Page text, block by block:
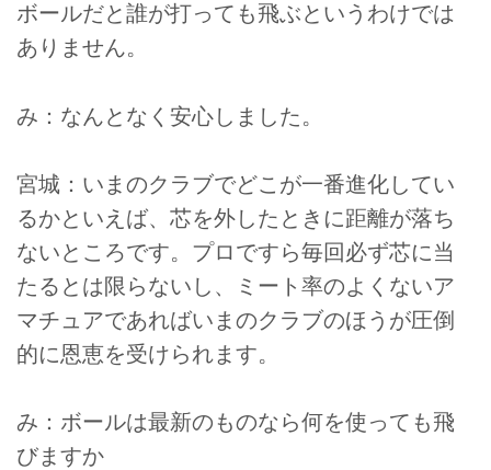
ボールだと誰が打っても飛ぶというわけでは
ありません。
み：なんとなく安心しました。
宮城：いまのクラブでどこが一番進化してい
るかといえば、芯を外したときに距離が落ち
ないところです。プロですら毎回必ず芯に当
たるとは限らないし、ミート率のよくないア
マチュアであればいまのクラブのほうが圧倒
的に恩恵を受けられます。
み：ボールは最新のものなら何を使っても飛
びますか